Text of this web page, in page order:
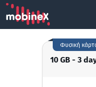
10 GB - 3
Φυσική